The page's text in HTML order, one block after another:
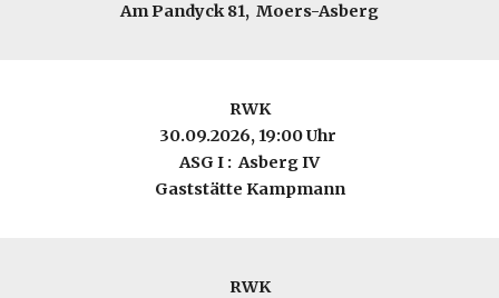
Am Pandyck 81, Moers-Asberg
RWK
30.09.2026, 19:00 Uhr
ASG I : Asberg IV
Gaststätte Kampmann
RWK